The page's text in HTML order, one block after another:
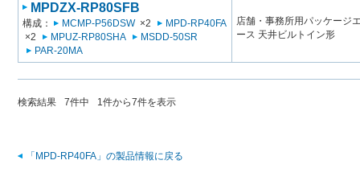
MPDZX-RP80SFB
構成： MCMP-P56DSW×2
MPD-RP40FA
×2
MPUZ-RP80SHA
MSDD-50SR
PAR-20MA
店舗・事務所用パッケージ
ース 天井ビルトイン形
検索結果 7件中 1件から7件を表示
「MPD-RP40FA」の製品情報に戻る